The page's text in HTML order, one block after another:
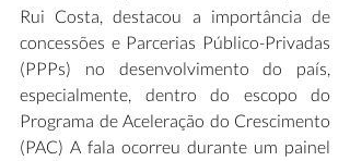
Rui Costa, destacou a importância de
concessões e Parcerias Público-Privadas
(PPPs) no desenvolvimento do país,
especialmente, dentro do escopo do
Programa de Aceleração do Crescimento
(PAC) A fala ocorreu durante um painel